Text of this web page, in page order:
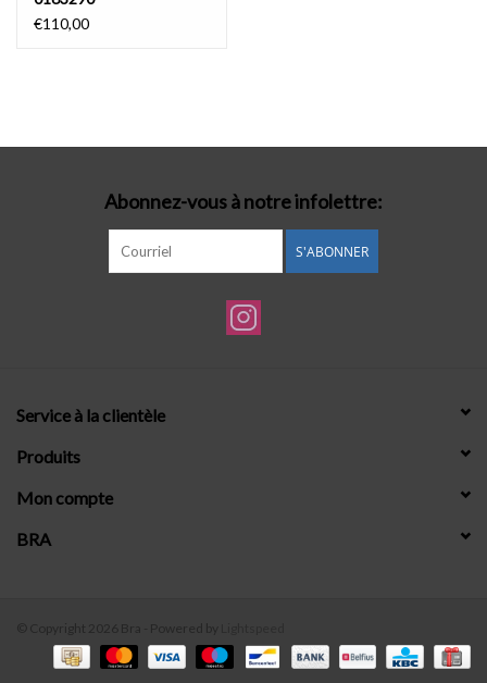
€110,00
Abonnez-vous à notre infolettre:
S'ABONNER
Service à la clientèle
Produits
Mon compte
BRA
© Copyright 2026 Bra - Powered by